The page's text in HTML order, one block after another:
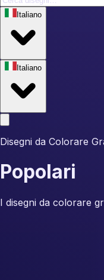
Italiano
Italiano
Disegni da Colorare
Popolari
I disegni da colorare